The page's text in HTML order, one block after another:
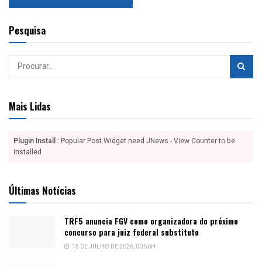
Pesquisa
Mais Lidas
Plugin Install : Popular Post Widget need JNews - View Counter to be
installed
Últimas Notícias
TRF5 anuncia FGV como organizadora do próximo
concurso para juiz federal substituto
15 DE JULHO DE 2026, 00:56H